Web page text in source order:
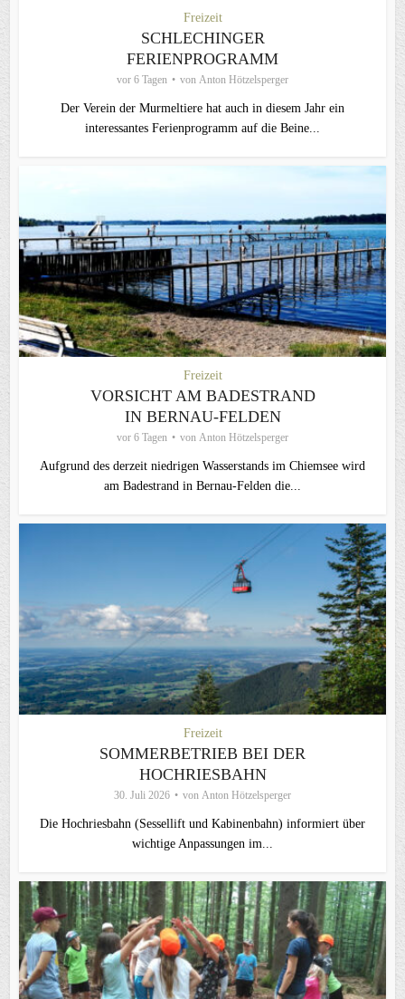
Freizeit
SCHLECHINGER
FERIENPROGRAMM
vor 6 Tagen von Anton Hötzelsperger
Der Verein der Murmeltiere hat auch in diesem Jahr ein
interessantes Ferienprogramm auf die Beine...
Freizeit
VORSICHT AM BADESTRAND
IN BERNAU-FELDEN
vor 6 Tagen von Anton Hötzelsperger
Aufgrund des derzeit niedrigen Wasserstands im Chiemsee wird
am Badestrand in Bernau-Felden die...
Freizeit
SOMMERBETRIEB BEI DER
HOCHRIESBAHN
30. Juli 2026 von Anton Hötzelsperger
Die Hochriesbahn (Sessellift und Kabinenbahn) informiert über
wichtige Anpassungen im...